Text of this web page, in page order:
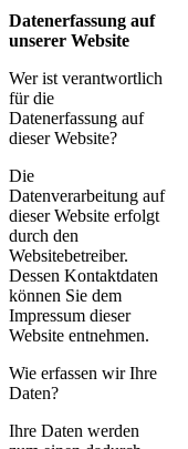
Datenerfassung auf
unserer Website
Wer ist verantwortlich
für die
Datenerfassung auf
dieser Website?
Die
Datenverarbeitung auf
dieser Website erfolgt
durch den
Websitebetreiber.
Dessen Kontaktdaten
können Sie dem
Impressum dieser
Website entnehmen.
Wie erfassen wir Ihre
Daten?
Ihre Daten werden